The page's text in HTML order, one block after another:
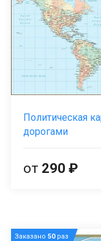
Политическая
дорогами
от 290 ₽
Заказано 50раз